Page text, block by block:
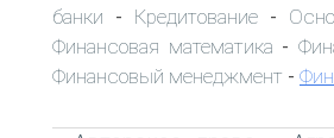
банки - Кредитование -
Финансовая математика -
Финансовый менеджмент -